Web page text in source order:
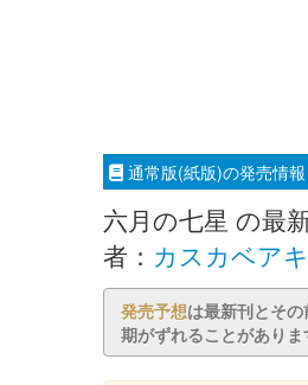
通常版(紙版)の発売情報
六月の七星 の最
者： カスカベア
発売予想は最新刊とそ
期がずれることがありま